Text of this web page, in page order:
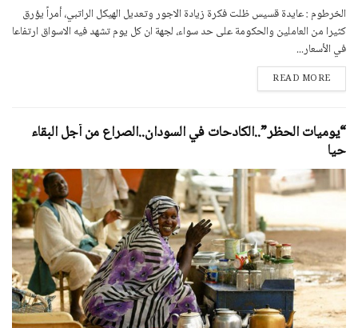
الخرطوم : عايدة قسيس ظلت فكرة زيادة الاجور وتعديل الهيكل الراتبي، أمراً يؤرق
كثيرا من العاملين والحكومة على حد سواء، لجهة ان كل يوم تشهد فيه الاسواق ارتفاعا
في الأسعار...
READ MORE
DETAILS
“يوميات الحظر”..الكادحات في السودان..الصراع من أجل البقاء
حيا